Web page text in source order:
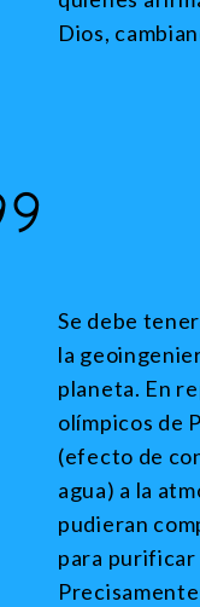
Dios,
Se debe
la
planeta. En
olímpicos de
(efecto de
agua) a la
pudieran
para purificar